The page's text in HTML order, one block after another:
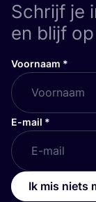
Schrijf je
en blijf
Voornaam *
E-mail *
Ik mis niets